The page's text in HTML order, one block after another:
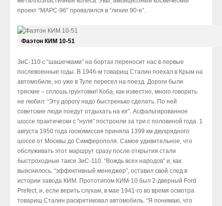
проект “МАРС-96” провалился в “лихие 90-е”.
Фаэтон КИМ 10-51
ЗиС-110 с “шашечками” на бортах переносит нас в первые
послевоенные годы. В 1946-м товарищ Сталин поехал в Крым на
автомобиле, но уже в Туле пересел на поезд. Дороги были
тряские – сплошь грунтовки! Коба, как известно, много говорить
не любил: “Эту дорогу надо быстренько сделать. По ней
советские люди поедут отдыхать на юг”. Асфальтированное
шоссе практически с “нуля” построили за три с половиной года. 1
августа 1950 года госкомиссия приняла 1399 км двухрядного
шоссе от Москвы до Симферополя. Самое удивительное, что
обслуживать этот маршрут сразу после открытия стали
быстроходные такси ЗиС-110. “Вождь всех народов” и, как
выяснилось, “эффективный менеджер”, оставил свой след в
истории завода КИМ. Прототипом КИМ-10 был 2-дверный Ford
Prefect, и, если верить слухам, в мае 1941-го во время осмотра
товарищ Сталин раскритиковал автомобиль. “Я понимаю, что